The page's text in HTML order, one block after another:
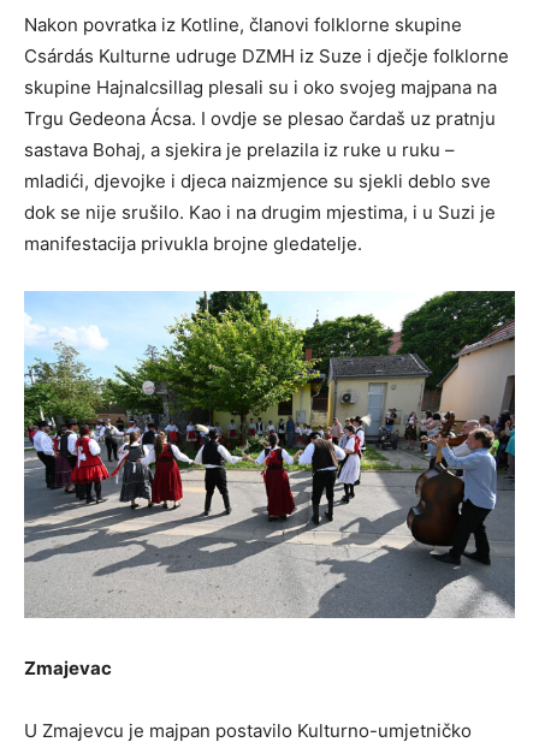
Nakon povratka iz Kotline, članovi folklorne skupine
Csárdás Kulturne udruge DZMH iz Suze i dječje folklorne
skupine Hajnalcsillag plesali su i oko svojeg majpana na
Trgu Gedeona Ácsa. I ovdje se plesao čardaš uz pratnju
sastava Bohaj, a sjekira je prelazila iz ruke u ruku –
mladići, djevojke i djeca naizmjence su sjekli deblo sve
dok se nije srušilo. Kao i na drugim mjestima, i u Suzi je
manifestacija privukla brojne gledatelje.
Zmajevac
U Zmajevcu je majpan postavilo Kulturno-umjetničko